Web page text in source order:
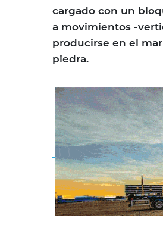
cargado con un
a movimientos -
producirse en el
piedra.